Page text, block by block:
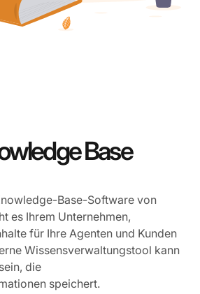
Base
Base-Software von
es Ihrem Unternehmen,
für Ihre Agenten und Kunden
Wissensverwaltungstool kann
die
speichert.